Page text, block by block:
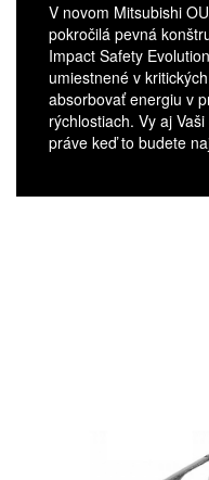
V novom Mitsubishi
pokročilá pevná
Impact Safety
umiestnené v
absorbovať energiu v
rýchlostiach. Vy aj
práve keď to budete